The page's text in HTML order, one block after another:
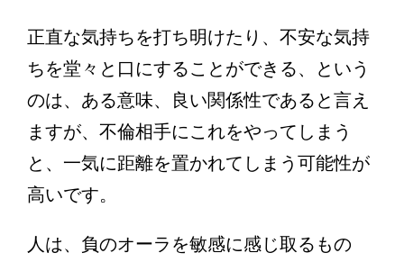
正直な気持ちを打ち明けたり、不安な気持
ちを堂々と口にすることができる、という
のは、ある意味、良い関係性であると言え
ますが、不倫相手にこれをやってしまう
と、一気に距離を置かれてしまう可能性が
高いです。
人は、負のオーラを敏感に感じ取るもの